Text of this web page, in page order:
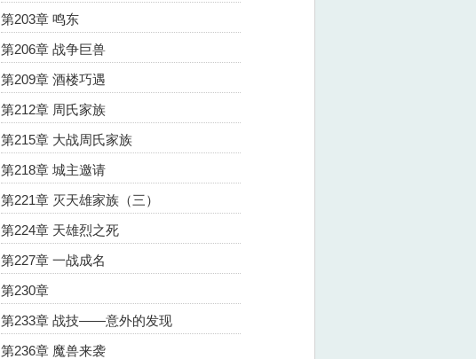
第203章 鸣东
第206章 战争巨兽
第209章 酒楼巧遇
第212章 周氏家族
第215章 大战周氏家族
第218章 城主邀请
第221章 灭天雄家族（三）
第224章 天雄烈之死
第227章 一战成名
第230章
第233章 战技——意外的发现
第236章 魔兽来袭